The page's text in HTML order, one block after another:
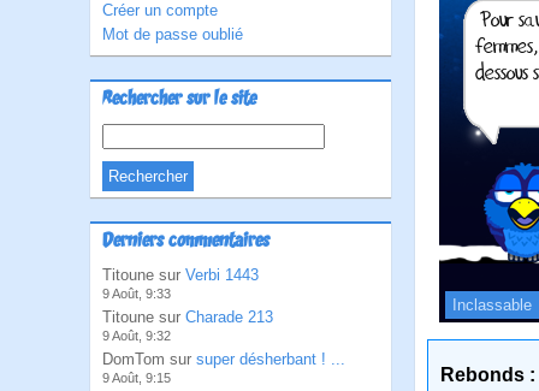
Créer un compte
Mot de passe oublié
Rechercher sur le site
Derniers commentaires
Titoune sur Verbi 1443
9 Août, 9:33
Titoune sur Charade 213
9 Août, 9:32
DomTom sur super désherbant ! ...
9 Août, 9:15
Inclassable
Rebonds :